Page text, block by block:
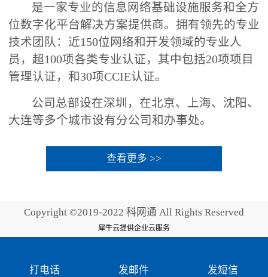
是一家专业的信息网络基础设施服务和全方
位数字化平台解决方案提供商。拥有领先的专业
技术团队：近150位网络和开发领域的专业人
员，超100项各类专业认证，其中包括20项项目
管理认证，和30项CCIE认证。
公司总部设在深圳，在北京、上海、沈阳、
大连等多个城市设有分公司和办事处。
查看更多 >>
Copyright ©2019-2022 科网通 All Rights Reserved
犀牛云提供企业云服务
打电话 发邮件 发短信